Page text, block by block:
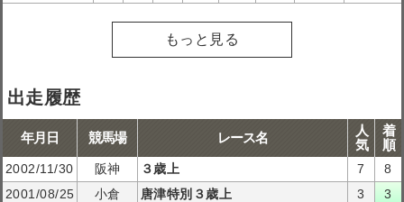
もっと見る
出走履歴
年月日 競馬場 レース名
人
気
着
順
2002/11/30 阪神 ３歳上 7
8
2001/08/25
小倉 唐津特別３歳上 3
3